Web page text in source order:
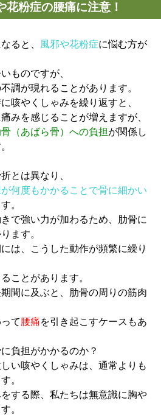
粉症の腰痛に注意！
ると、 風邪や花粉症に悩む方が
ものですが、
調が現れることがあります。
咳やくしゃみを繰り返すと、
みを感じることが増えますが、
骨（あばら骨）への負担が関係し
とは異なり、
何度もかかることで骨に細かい
。
で強い力が加わるため、肋骨に
ます。
は、こうした動作が頻繁に繰り
ことがあります。
間に及ぶと、肋骨の周りの筋肉
て腰痛を引き起こすケースもあ
負担がかかるのか？
い咳やくしゃみは、通常よりも
。
する際、私たちは無意識に胸や
。